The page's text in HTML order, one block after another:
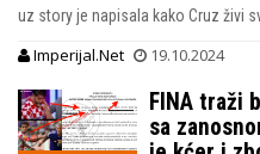
uz story je napisala kako Cruz živi
Imperijal.Net 19.10.2024
FINA traži
sa